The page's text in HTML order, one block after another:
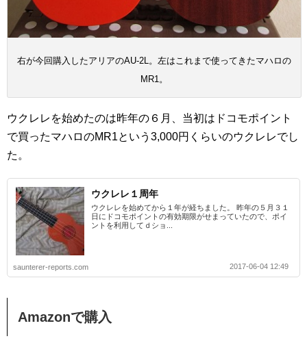
右が今回購入したアリアのAU-2L。左はこれまで使ってきたマハロの
MR1。
ウクレレを始めたのは昨年の６月、当初はドコモポイント
で買ったマハロのMR1という3,000円くらいのウクレレでし
た。
ウクレレ１周年
ウクレレを始めてから１年が経ちました。 昨年の５月３１
日にドコモポイントの有効期限がせまっていたので、ポイ
ントを利用してｄショ...
saunterer-reports.com 2017-06-04 12:49
Amazonで購入